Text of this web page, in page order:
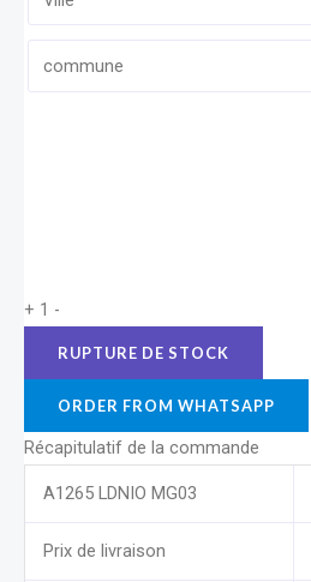
+ 1 -
ORDER FROM WHATSAPP
Récapitulatif de la commande
A1265 LDNIO MG03
Prix de livraison